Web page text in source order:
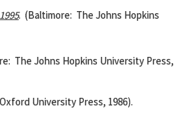
. (Baltimore: The Johns Hopkins
The Johns Hopkins University Press,
University Press, 1986).